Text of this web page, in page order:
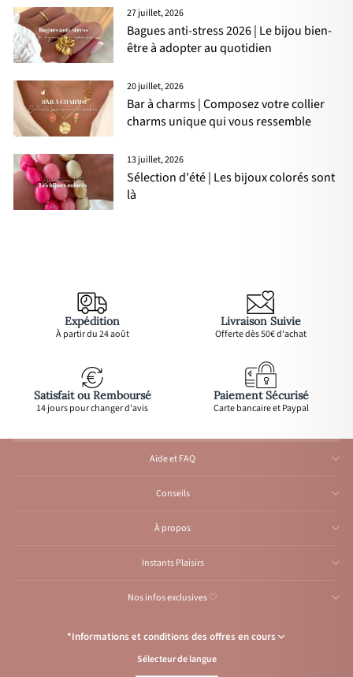
27 juillet, 2026
Bagues anti-stress 2026 | Le bijou bien-
être à adopter au quotidien
20 juillet, 2026
Bar à charms | Composez votre collier
charms unique qui vous ressemble
13 juillet, 2026
Sélection d'été | Les bijoux colorés sont
là
Expédition
À partir du 24 août
Livraison Suivie
Offerte dès 50€ d'achat
Satisfait ou Remboursé
14 jours pour changer d'avis
Paiement Sécurisé
Carte bancaire et Paypal
Aide et FAQ
Conseils
À propos
Instants Plaisirs
Nos infos exclusives ♡
*Informations et conditions des offres en cours
Congés de l’Atelier du 1er au 23 août inclus: Aucune expédition et
Sélecteur de langue